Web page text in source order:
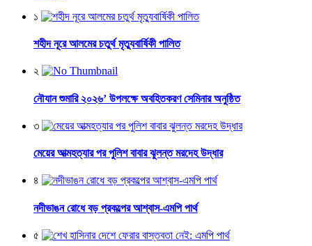
১
শহীদ নূরে আলমের চতুর্থ মৃত্যুবার্ষিকী পালিত
২
নৌযান শুমারি ২০২৬’ উপলক্ষে অবহিতকরণ সেমিনার অনুষ্ঠিত
৩
মেয়ের আত্মহত্যার পর পুলিশ বাবার ঝুলন্ত মরদেহ উদ্ধার
৪
নদীভাঙন রোধে বড় প্রকল্পের আশ্বাস-এমপি পার্থ
৫